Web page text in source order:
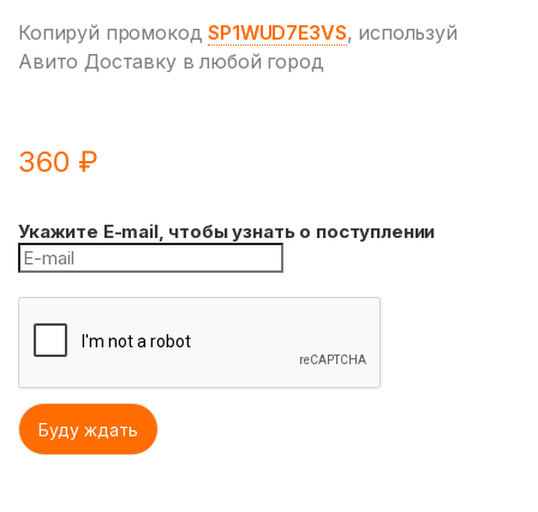
Копируй промокодSP1WUD7E3VS, используй
Авито Доставку в любой город
360₽
Укажите E-mail, чтобы узнать о поступлении